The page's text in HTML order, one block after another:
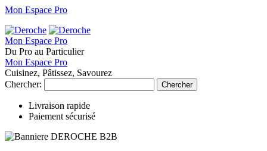
Mon Espace Pro
Mon Espace Pro
Du Pro au Particulier
Mon Espace Pro
Cuisinez, Pâtissez, Savourez
Chercher:
Chercher
Livraison rapide
Paiement sécurisé